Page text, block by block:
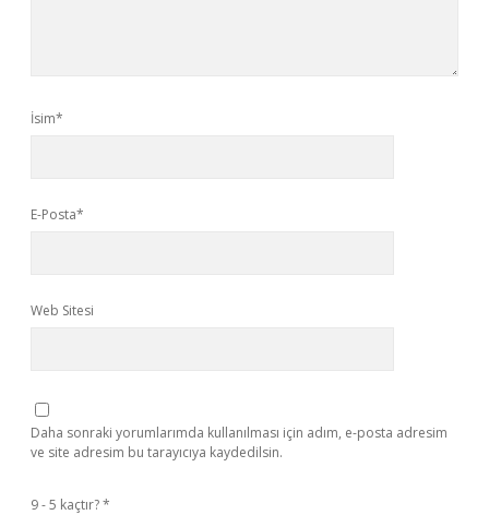
İsim*
E-Posta*
Web Sitesi
Daha sonraki yorumlarımda kullanılması için adım, e-posta adresim
ve site adresim bu tarayıcıya kaydedilsin.
9 - 5 kaçtır?*